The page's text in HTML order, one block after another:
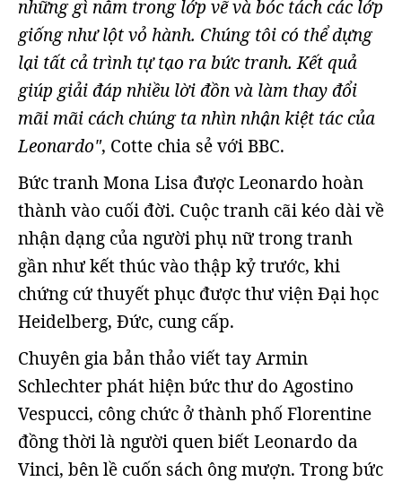
những gì nằm trong lớp vẽ và bóc tách các lớp
giống như lột vỏ hành. Chúng tôi có thể dựng
lại tất cả trình tự tạo ra bức tranh. Kết quả
giúp giải đáp nhiều lời đồn và làm thay đổi
mãi mãi cách chúng ta nhìn nhận kiệt tác của
Leonardo", Cotte chia sẻ với BBC.
Bức tranh Mona Lisa được Leonardo hoàn
thành vào cuối đời. Cuộc tranh cãi kéo dài về
nhận dạng của người phụ nữ trong tranh
gần như kết thúc vào thập kỷ trước, khi
chứng cứ thuyết phục được thư viện Đại học
Heidelberg, Đức, cung cấp.
Chuyên gia bản thảo viết tay Armin
Schlechter phát hiện bức thư do Agostino
Vespucci, công chức ở thành phố Florentine
đồng thời là người quen biết Leonardo da
Vinci, bên lề cuốn sách ông mượn. Trong bức